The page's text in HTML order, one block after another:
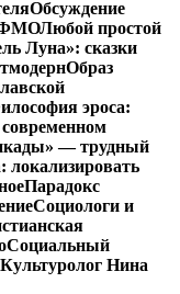
Обсуждение
ФМОЛюбой простой
Луна»: сказки
Образ
эроса:
— трудный
локализировать
Парадокс
Социологи и
Социальный
Культуролог Нина